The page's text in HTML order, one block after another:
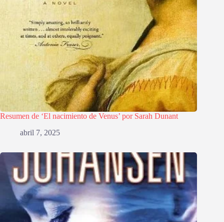
Resumen de ‘El nacimiento de Venus’ por Sarah Dunant
abril 7, 2025